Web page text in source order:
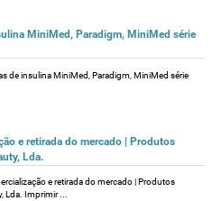
MiniMed, Paradigm, MiniMed série
de insulina MiniMed, Paradigm, MiniMed série
e retirada do mercado | Produtos
Lda.
e retirada do mercado | Produtos
Lda. Imprimir ...